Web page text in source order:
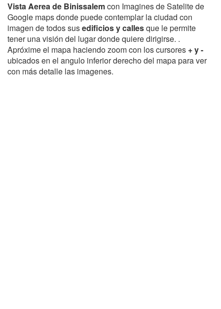
Vista Aerea de Binissalemcon Imagines de Satelite de
Google maps donde puede contemplar la ciudad con
imagen de todos susedificios y callesque le permite
tener una visión del lugar donde quiere dirigirse. .
Apróxime el mapa haciendo zoom con los cursores + y -
ubicados en el angulo inferior derecho del mapa para ver
con más detalle las imagenes.